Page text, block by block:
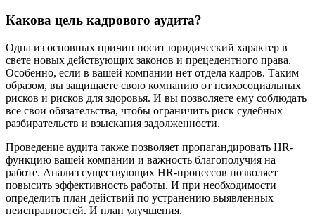
Какова цель кадрового аудита?
Одна из основных причин носит юридический характер в
свете новых действующих законов и прецедентного права.
Особенно, если в вашей компании нет отдела кадров. Таким
образом, вы защищаете свою компанию от психосоциальных
рисков и рисков для здоровья. И вы позволяете ему соблюдать
все свои обязательства, чтобы ограничить риск судебных
разбирательств и взыскания задолженности.
Проведение аудита также позволяет пропагандировать HR-
функцию вашей компании и важность благополучия на
работе. Анализ существующих HR-процессов позволяет
повысить эффективность работы. И при необходимости
определить план действий по устранению выявленных
неисправностей. И план улучшения.